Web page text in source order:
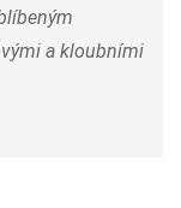
a kloubními